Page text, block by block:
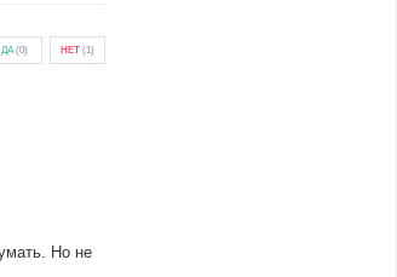
ДА(0) НЕТ (1)
Но не